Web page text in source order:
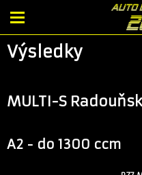
Výsledky
MULTI-S
A2 - do 1300 ccm